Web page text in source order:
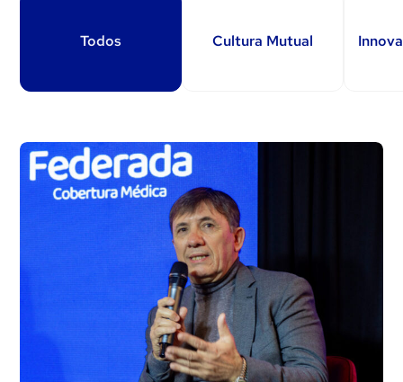
Todos Cultura Mutual